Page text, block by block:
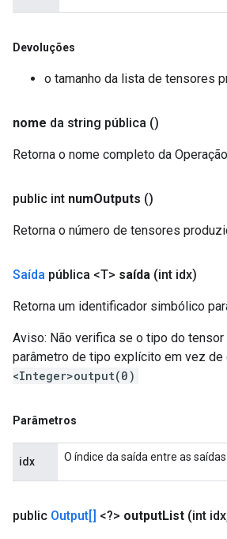
Devoluções
o tamanho da lista de tensores
nome da string pública ()
Retorna o nome completo da
public int numOutputs ()
Retorna o número de tensores
Saída pública <T> saída (int idx)
Retorna um identificador simbólico
Aviso: Não verifica se o tipo do
parâmetro de tipo explícito em vez
<Integer>output(0)
Parâmetros
idx O índice da saída entre as
public Output[] <?> outputList (int idx